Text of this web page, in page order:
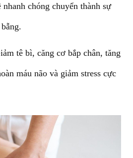
nhanh chóng chuyển thành sự
tê bì, căng cơ bắp chân, tăng
máu não và giảm stress cực